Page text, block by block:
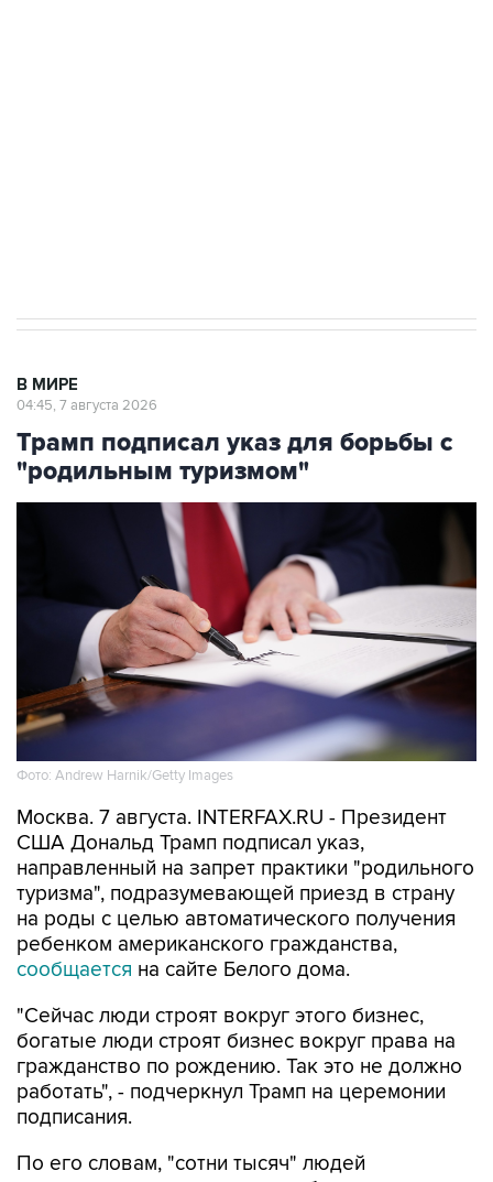
Трамп подписал указ для борьбы с
"родильным туризмом"
Фото: Andrew Harnik/Getty Images
Москва. 7 августа. INTERFAX.RU - Президент
направленный на запрет практики "родильного
туризма", подразумевающей приезд в страну
на роды с целью автоматического получения
ребенком американского гражданства,
сообщаетсяна сайте Белого дома.
"Сейчас люди строят вокруг этого бизнес,
гражданство по рождению. Так это не должно
работать", - подчеркнул Трамп на церемонии
подписания.
По его словам, "сотни тысяч" людей
американского гражданства.